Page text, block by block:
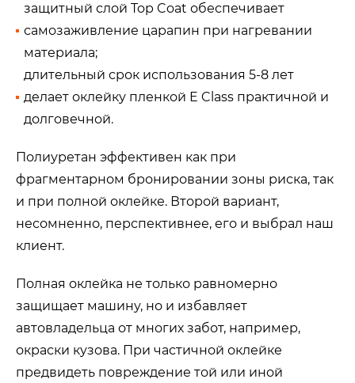
защитный слой Top Coat обеспечивает
самозаживление царапин при нагревании
материала;
длительный срок использования 5-8 лет
делает оклейку пленкой E Class практичной и
долговечной.
Полиуретан эффективен как при
фрагментарном бронировании зоны риска, так
и при полной оклейке. Второй вариант,
несомненно, перспективнее, его и выбрал наш
клиент.
Полная оклейка не только равномерно
защищает машину, но и избавляет
автовладельца от многих забот, например,
окраски кузова. При частичной оклейке
предвидеть повреждение той или иной